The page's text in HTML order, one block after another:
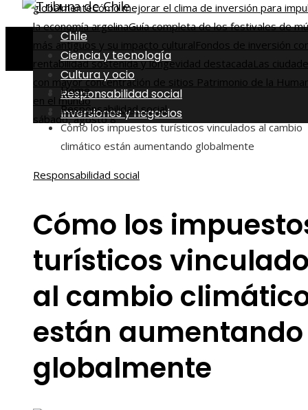
globalmenteCómo mejorar el clima de inversión para
la economía argelinaGuía completa de los festivales de
más antiguos y su impacto culturalFondos de inversión
rentabilidad sostenida y longevidad destacadaLas
con mayor concentración de sitios Patrimonio de la
en el mundo
sábado, agosto 8
Chile
Ciencia y tecnología
Cultura y ocio
Responsabilidad social
Inversiones y negocios
Home
Responsabilidad social
Cómo los impuestos turísticos vinculados al cambio
climático están aumentando globalmente
Responsabilidad social
Cómo los
turísticos
al cambio
están aumentando
globalmente